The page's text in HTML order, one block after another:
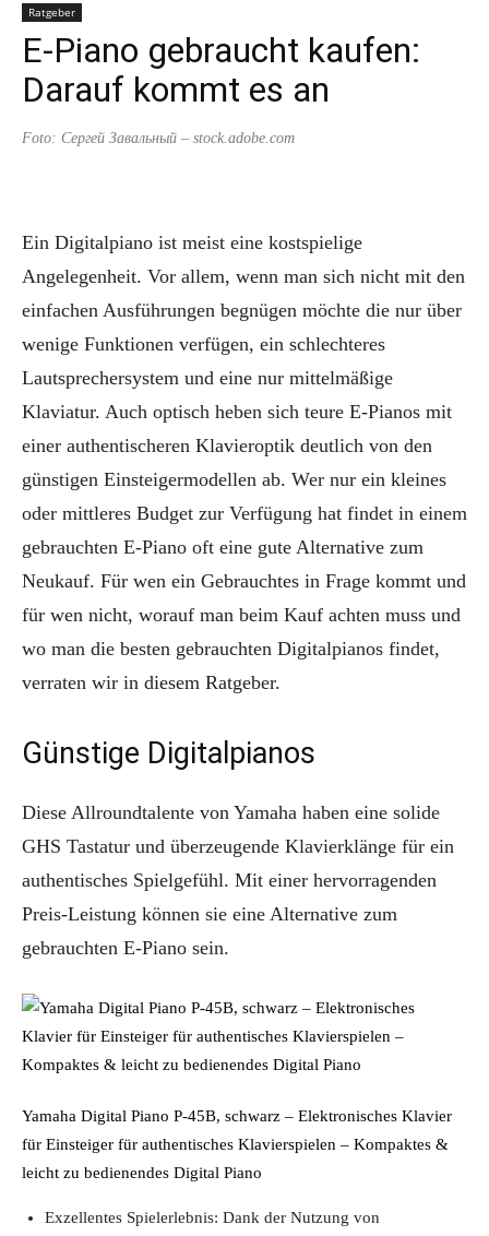
Ratgeber
E-Piano gebraucht kaufen:
Darauf kommt es an
Foto: Сергей Завальный – stock.adobe.com
Ein Digitalpiano ist meist eine kostspielige
Angelegenheit. Vor allem, wenn man sich nicht mit den
einfachen Ausführungen begnügen möchte die nur über
wenige Funktionen verfügen, ein schlechteres
Lautsprechersystem und eine nur mittelmäßige
Klaviatur. Auch optisch heben sich teure E-Pianos mit
einer authentischeren Klavieroptik deutlich von den
günstigen Einsteigermodellen ab. Wer nur ein kleines
oder mittleres Budget zur Verfügung hat findet in einem
gebrauchten E-Piano oft eine gute Alternative zum
Neukauf. Für wen ein Gebrauchtes in Frage kommt und
für wen nicht, worauf man beim Kauf achten muss und
wo man die besten gebrauchten Digitalpianos findet,
verraten wir in diesem Ratgeber.
Günstige Digitalpianos
Diese Allroundtalente von Yamaha haben eine solide
GHS Tastatur und überzeugende Klavierklänge für ein
authentisches Spielgefühl. Mit einer hervorragenden
Preis-Leistung können sie eine Alternative zum
gebrauchten E-Piano sein.
Yamaha Digital Piano P-45B, schwarz – Elektronisches Klavier
für Einsteiger für authentisches Klavierspielen – Kompaktes &
leicht zu bedienendes Digital Piano
Exzellentes Spielerlebnis: Dank der Nutzung von